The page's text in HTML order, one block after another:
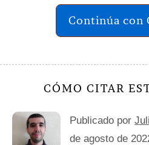
Continúa con
CÓMO CITAR
Publicado por
de agosto de